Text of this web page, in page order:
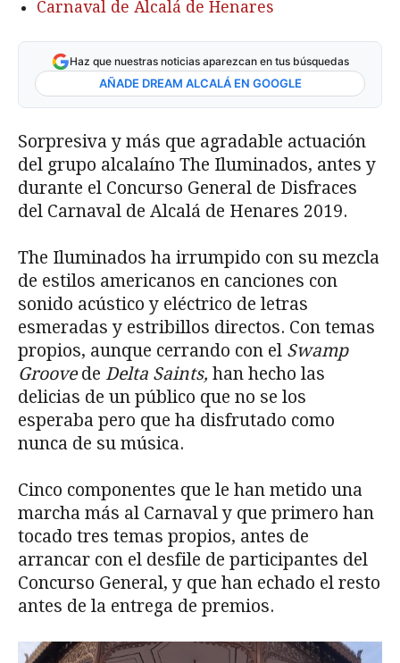
Carnaval de Alcalá de Henares
Haz que nuestras noticias aparezcan en tus búsquedas
AÑADE DREAM ALCALÁ EN GOOGLE
Sorpresiva y más que agradable actuación
del grupo alcalaíno The Iluminados, antes y
durante el Concurso General de Disfraces
del Carnaval de Alcalá de Henares 2019.
The Iluminados ha irrumpido con su mezcla
de estilos americanos en canciones con
sonido acústico y eléctrico de letras
esmeradas y estribillos directos. Con temas
propios, aunque cerrando con el Swamp
Groovede Delta Saints, han hecho las
delicias de un público que no se los
esperaba pero que ha disfrutado como
nunca de su música.
Cinco componentes que le han metido una
marcha más al Carnaval y que primero han
tocado tres temas propios, antes de
arrancar con el desfile de participantes del
Concurso General, y que han echado el resto
antes de la entrega de premios.